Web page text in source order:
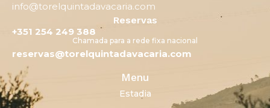
info@torelquintadavacaria.com
Reservas
+351 254 249 388
Chamada para a rede fixa nacional
reservas@torelquintadavacaria.com
Menu
Estadia